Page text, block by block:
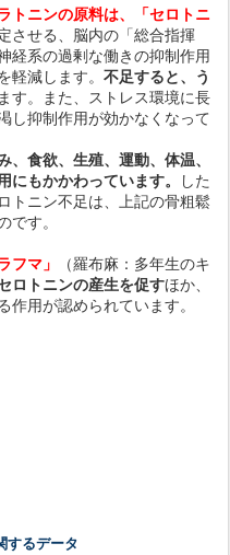
トニンの原料は、「セロトニ
させる、脳内の「総合指揮
経系の過剰な働きの抑制作用
減します。 不足すると、う
す。また、ストレス環境に長
し抑制作用が効かなくなって
食欲、生殖、運動、体温、
もかかわっています。 した
トニン不足は、上記の骨粗鬆
す。
フマ」
（羅布麻：多年生のキ
ロトニンの産生を促すほか、
作用が認められています。
するデータ